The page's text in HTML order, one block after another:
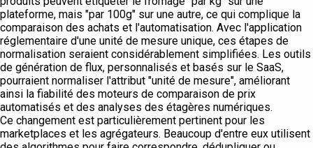
plateforme, mais "par 100g" sur une autre, ce qui complique la
comparaison des achats et l'automatisation. Avec l'application
réglementaire d'une unité de mesure unique, ces étapes de
normalisation seraient considérablement simplifiées. Les outils
de génération de flux, personnalisés et basés sur le SaaS,
pourraient normaliser l'attribut "unité de mesure", améliorant
ainsi la fiabilité des moteurs de comparaison de prix
automatisés et des analyses des étagères numériques.
Ce changement est particulièrement pertinent pour les
marketplaces et les agrégateurs. Beaucoup d'entre eux utilisent